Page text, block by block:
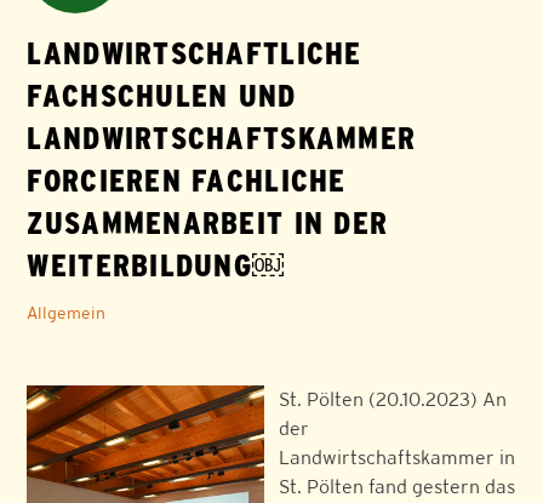
LANDWIRTSCHAFTLICHE
FACHSCHULEN UND
LANDWIRTSCHAFTSKAMMER
FORCIEREN FACHLICHE
ZUSAMMENARBEIT IN DER
WEITERBILDUNG￼
Allgemein
St. Pölten (20.10.2023) An
der
Landwirtschaftskammer in
St. Pölten fand gestern das